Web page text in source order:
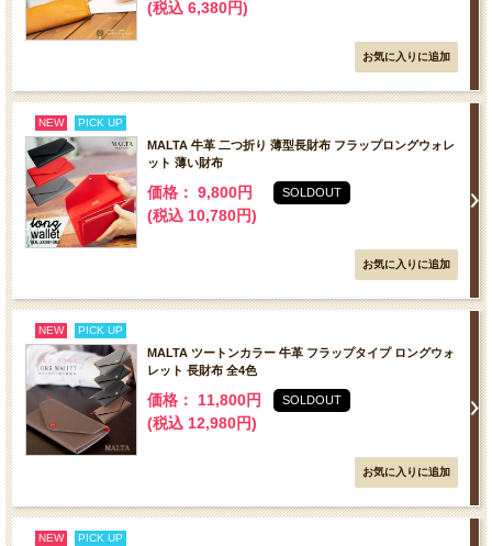
(税込 6,380円)
NEW PICK UP
MALTA 牛革 二つ折り 薄型長財布 フラップロングウォレ
ット 薄い財布
価格： 9,800円
(税込 10,780円)
SOLDOUT
NEW PICK UP
MALTA ツートンカラー 牛革 フラップタイプ ロングウォ
レット 長財布 全4色
価格： 11,800円
(税込 12,980円)
SOLDOUT
NEW PICK UP